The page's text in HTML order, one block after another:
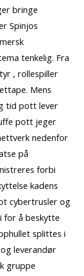
bringe
Spinjos
tenkelig. Fra
, rollespiller
Mens
tid pott lever
pott jeger
nedenfor
på
forbi
kadens
cybertrusler og
for å beskytte
splittes i
leverandør
gruppe